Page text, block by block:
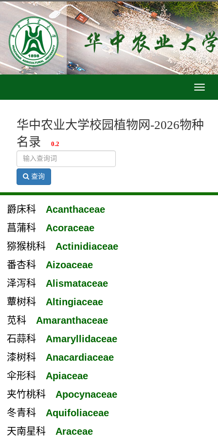
Toggle
华中农业大学校园植物网-2026物种
名录
0.2
查询
爵床科
Acanthaceae
菖蒲科
Acoraceae
猕猴桃科
Actinidiaceae
番杏科
Aizoaceae
泽泻科
Alismataceae
蕈树科
Altingiaceae
苋科
Amaranthaceae
石蒜科
Amaryllidaceae
漆树科
Anacardiaceae
伞形科
Apiaceae
夹竹桃科
Apocynaceae
冬青科
Aquifoliaceae
天南星科
Araceae